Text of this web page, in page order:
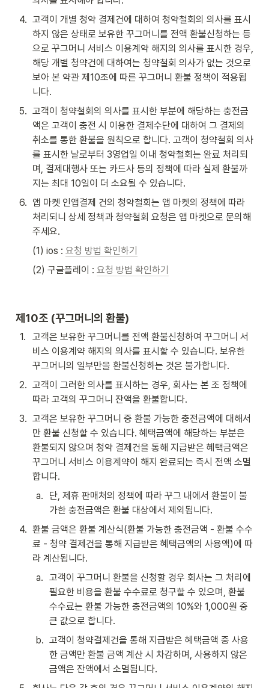
4. 고객이 개별 청약 결제건에 대하여 청약철회의 의사를 표시
하지 않은 상태로 보유한 꾸그머니를 전액 환불신청하는 등
으로 꾸그머니 서비스 이용계약 해지의 의사를 표시한 경우,
해당 개별 청약건에 대하여는 청약철회 의사가 없는 것으로
보아 본 약관 제10조에 따른 꾸그머니 환불 정책이 적용됩
니다.
5. 고객이 청약철회의 의사를 표시한 부분에 해당하는 충전금
액은 고객이 충전 시 이용한 결제수단에 대하여 그 결제의
취소를 통한 환불을 원칙으로 합니다. 고객이 청약철회 의사
를 표시한 날로부터 3영업일 이내 청약철회는 완료 처리되
며, 결제대행사 또는 카드사 등의 정책에 따라 실제 환불까
지는 최대 10일이 더 소요될 수 있습니다.
6. 앱 마켓 인앱결제 건의 청약철회는 앱 마켓의 정책에 따라
처리되니 상세 정책과 청약철회 요청은 앱 마켓으로 문의해
주세요.
(1) ios : 요청 방법 확인하기
(2) 구글플레이 : 요청 방법 확인하기
제10조 (꾸그머니의 환불)
1.
고객은 보유한 꾸그머니를 전액 환불신청하여 꾸그머니 서
비스 이용계약 해지의 의사를 표시할 수 있습니다. 보유한
꾸그머니의 일부만을 환불신청하는 것은 불가합니다.
2. 고객이 그러한 의사를 표시하는 경우, 회사는 본 조 정책에
따라 고객의 꾸그머니 잔액을 환불합니다.
3. 고객은 보유한 꾸그머니 중 환불 가능한 충전금액에 대해서
만 환불 신청할 수 있습니다. 혜택금액에 해당하는 부분은
환불되지 않으며 청약 결제건을 통해 지급받은 혜택금액은
꾸그머니 서비스 이용계약이 해지 완료되는 즉시 전액 소멸
합니다.
a.
단, 제휴 판매처의 정책에 따라 꾸그 내에서 환불이 불
가한 충전금액은 환불 대상에서 제외됩니다.
4. 환불 금액은 환불 계산식(환불 가능한 충전금액 - 환불 수수
료 - 청약 결제건을 통해 지급받은 혜택금액의 사용액)에 따
라 계산됩니다.
a. 고객이 꾸그머니 환불을 신청할 경우 회사는 그 처리에
필요한 비용을 환불 수수료로 청구할 수 있으며, 환불
수수료는 환불 가능한 충전금액의 10%와 1,000원 중
큰 값으로 합니다.
b. 고객이 청약결제건을 통해 지급받은 혜택금액 중 사용
한 금액만 환불 금액 계산 시 차감하며, 사용하지 않은
금액은 잔액에서 소멸됩니다.